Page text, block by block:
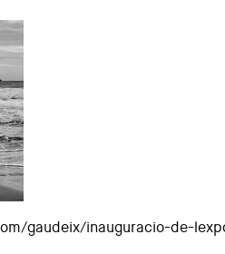
gaudeix/inauguracio-de-